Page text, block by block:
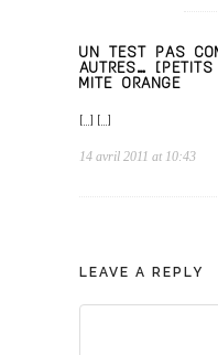
UN TEST PAS
AUTRES…
MITE ORANGE
[…] […]
14 avril 2011 at 10:43
LEAVE A REPLY